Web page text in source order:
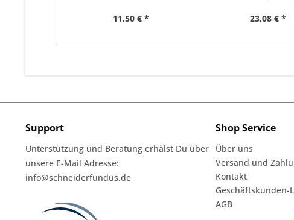
11,50 € * 23,08 € *
Support
Unterstützung und Beratung erhälst Du über
unsere E-Mail Adresse:
info@schneiderfundus.de
Shop Service
Über uns
Versand und
Kontakt
Geschäftskunden-
AGB